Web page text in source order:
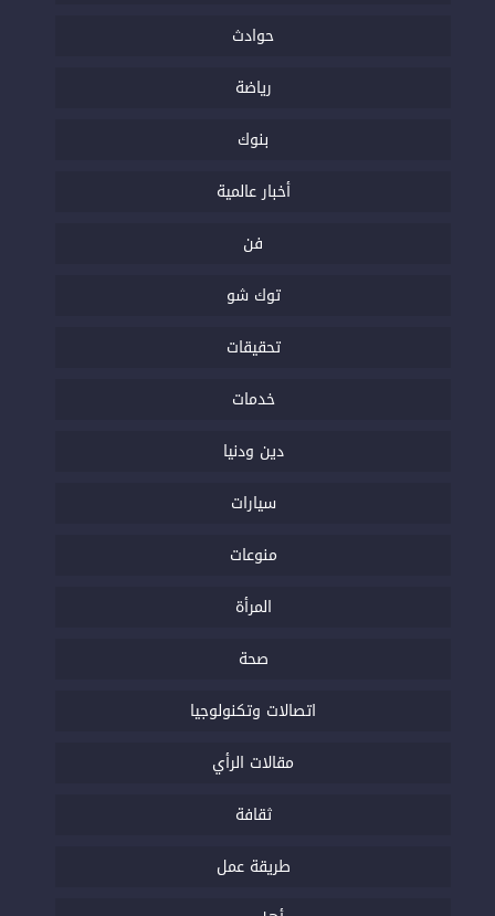
حوادث
رياضة
بنوك
أخبار عالمية
فن
توك شو
تحقيقات
خدمات
دين ودنيا
سيارات
منوعات
المرأة
صحة
اتصالات وتكنولوجيا
مقالات الرأي
ثقافة
طريقة عمل